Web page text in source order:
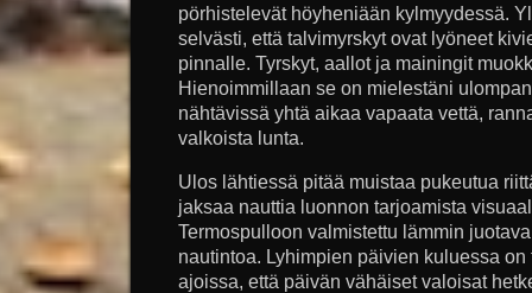
pörhistelevät höyheniään kylmyydessä.
selvästi, että talvimyrskyt ovat lyöneet
pinnalle. Tyrskyt, aallot ja mainingit
Hienoimmillaan se on mielestäni
nähtävissä yhtä aikaa vapaata vettä,
valkoista lunta.
Ulos lähtiessä pitää muistaa pukeutua
jaksaa nauttia luonnon tarjoamista
Termospulloon valmistettu lämmin
nautintoa. Lyhimpien päivien kuluessa
ajoissa, että päivän vähäiset valoisat